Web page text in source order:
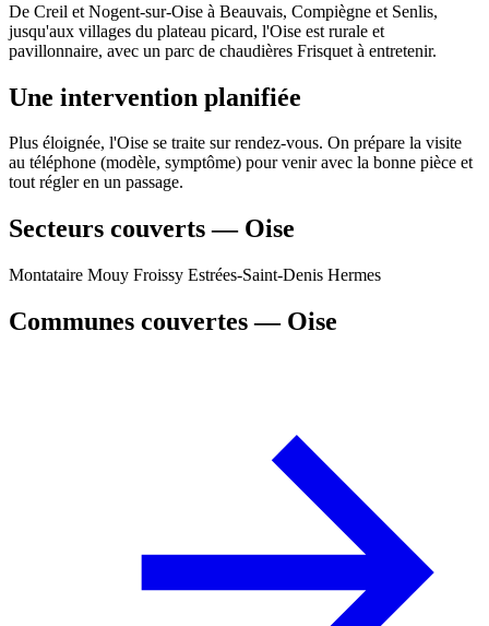
De Creil et Nogent-sur-Oise à Beauvais, Compiègne et Senlis,
jusqu'aux villages du plateau picard, l'Oise est rurale et
pavillonnaire, avec un parc de chaudières Frisquet à entretenir.
Une intervention planifiée
Plus éloignée, l'Oise se traite sur rendez-vous. On prépare la visite
au téléphone (modèle, symptôme) pour venir avec la bonne pièce et
tout régler en un passage.
Secteurs couverts — Oise
Montataire Mouy Froissy Estrées-Saint-Denis Hermes
Communes couvertes — Oise